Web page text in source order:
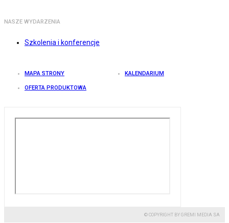
NASZE WYDARZENIA
Szkolenia i konferencje
MAPA STRONY KALENDARIUM
OFERTA PRODUKTOWA
© COPYRIGHT BY GREMI MEDIA SA